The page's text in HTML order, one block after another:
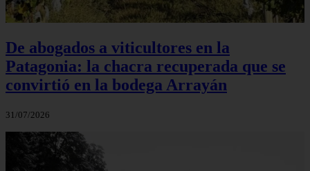
De abogados a viticultores en la
Patagonia: la chacra recuperada que se
convirtió en la bodega Arrayán
31/07/2026